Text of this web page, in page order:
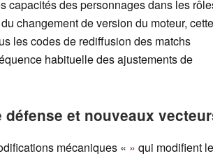
capacités des personnages dans les
changement de version du moteur,
les codes de rediffusion des matchs
habituelle des ajustements de
et nouveaux
mécaniques « » qui modifient